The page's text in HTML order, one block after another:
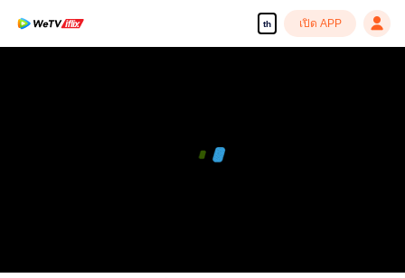
th เปิด APP